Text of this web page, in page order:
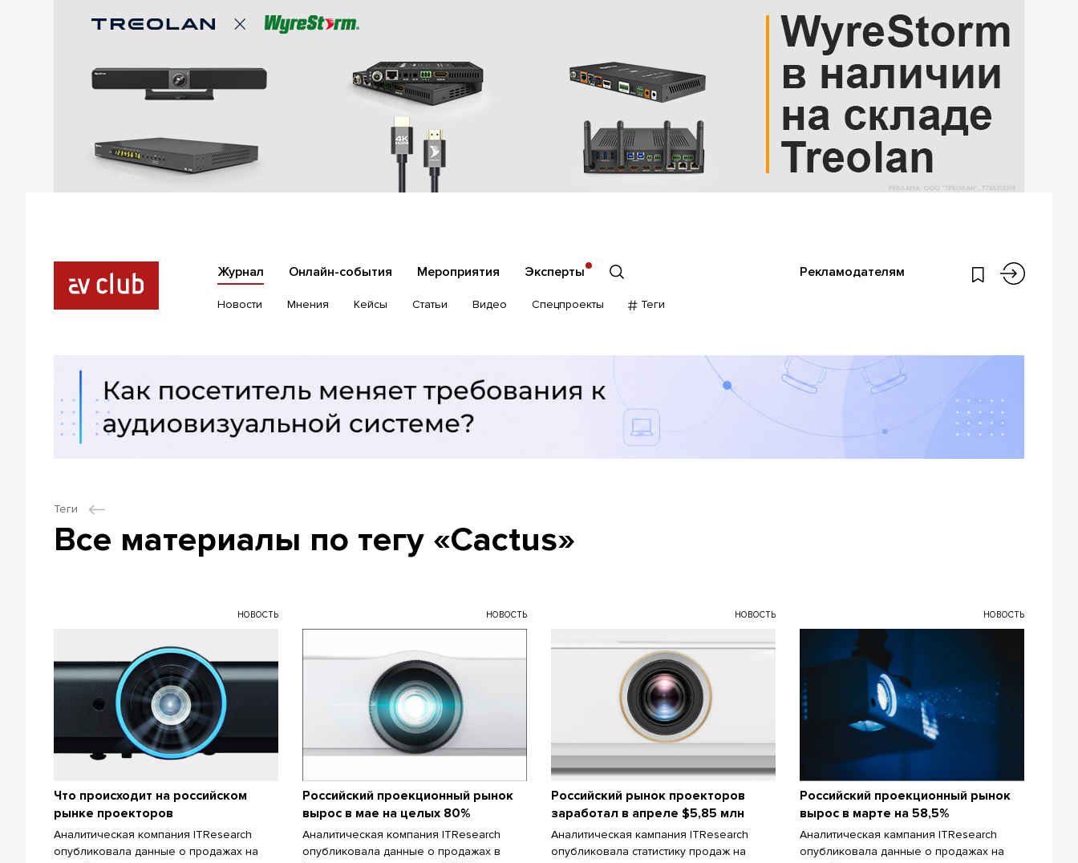
Журнал Онлайн-события Мероприятия Эксперты Рекламодателям
Новости Мнения Кейсы Статьи Видео Спецпроекты Теги
Теги
Все материалы по тегу «Cactus»
НОВОСТЬ
Что происходит на российском
рынке проекторов
Аналитическая компания ITResearch
опубликовала данные о продажах на
НОВОСТЬ
Российский проекционный рынок
вырос в мае на целых 80%
Аналитическая компания ITResearch
опубликовала данные о продажах в
НОВОСТЬ
Российский рынок проекторов
заработал в апреле $5,85 млн
Аналитическая кампания ITResearch
опубликовала статистику продаж на
НОВОСТЬ
Российский проекционный рынок
вырос в марте на 58,5%
Аналитическая кампания ITResearch
опубликовала данные о продажах на